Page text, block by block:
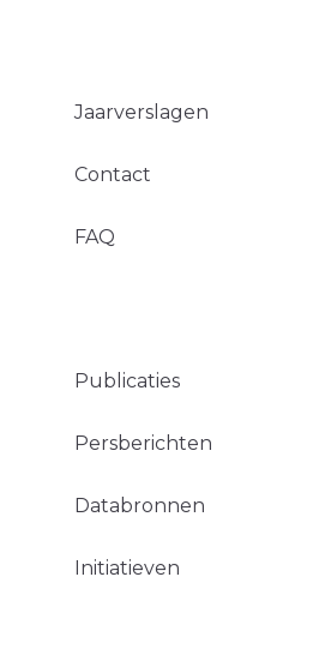
Jaarverslagen
Contact
FAQ
Publicaties
Persberichten
Databronnen
Initiatieven